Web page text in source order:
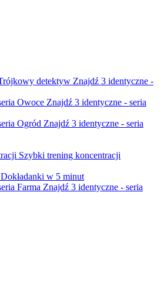
Znajdź 3 identyczne -
Znajdź 3 identyczne - seria
Znajdź 3 identyczne - seria
Szybki trening koncentracji
Dokładanki w 5 minut
Znajdź 3 identyczne - seria